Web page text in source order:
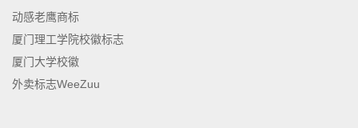
动感老鹰商标
厦门理工学院校徽标志
厦门大学校徽
外卖标志WeeZuu